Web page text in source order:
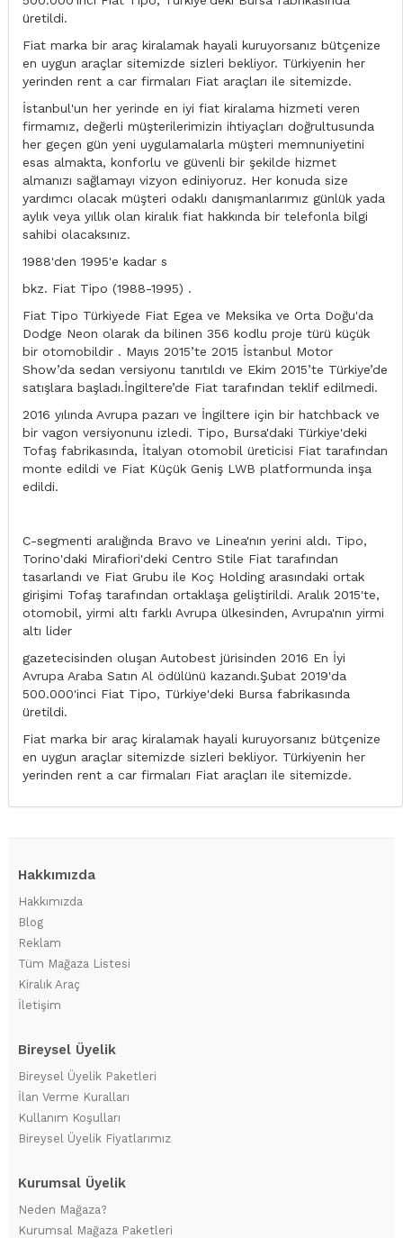
üretildi.
Fiat marka bir araç kiralamak hayali kuruyorsanız bütçenize
en uygun araçlar sitemizde sizleri bekliyor. Türkiyenin her
yerinden rent a car firmaları Fiat araçları ile sitemizde.
İstanbul'un her yerinde en iyi fiat kiralama hizmeti veren
firmamız, değerli müşterilerimizin ihtiyaçları doğrultusunda
her geçen gün yeni uygulamalarla müşteri memnuniyetini
esas almakta, konforlu ve güvenli bir şekilde hizmet
almanızı sağlamayı vizyon ediniyoruz. Her konuda size
yardımcı olacak müşteri odaklı danışmanlarımız günlük yada
aylık veya yıllık olan kiralık fiat hakkında bir telefonla bilgi
sahibi olacaksınız.
1988'den 1995'e kadar s
bkz. Fiat Tipo (1988-1995) .
Fiat Tipo Türkiyede Fiat Egea ve Meksika ve Orta Doğu'da
Dodge Neon olarak da bilinen 356 kodlu proje türü küçük
bir otomobildir . Mayıs 2015’te 2015 İstanbul Motor
Show’da sedan versiyonu tanıtıldı ve Ekim 2015’te Türkiye’de
satışlara başladı.İngiltere’de Fiat tarafından teklif edilmedi.
2016 yılında Avrupa pazarı ve İngiltere için bir hatchback ve
bir vagon versiyonunu izledi. Tipo, Bursa'daki Türkiye'deki
Tofaş fabrikasında, İtalyan otomobil üreticisi Fiat tarafından
monte edildi ve Fiat Küçük Geniş LWB platformunda inşa
edildi.
C-segmenti aralığında Bravo ve Linea'nın yerini aldı. Tipo,
Torino'daki Mirafiori'deki Centro Stile Fiat tarafından
tasarlandı ve Fiat Grubu ile Koç Holding arasındaki ortak
girişimi Tofaş tarafından ortaklaşa geliştirildi. Aralık 2015'te,
otomobil, yirmi altı farklı Avrupa ülkesinden, Avrupa'nın yirmi
altı lider
gazetecisinden oluşan Autobest jürisinden 2016 En İyi
Avrupa Araba Satın Al ödülünü kazandı.Şubat 2019'da
500.000'inci Fiat Tipo, Türkiye'deki Bursa fabrikasında
üretildi.
Fiat marka bir araç kiralamak hayali kuruyorsanız bütçenize
en uygun araçlar sitemizde sizleri bekliyor. Türkiyenin her
yerinden rent a car firmaları Fiat araçları ile sitemizde.
Hakkımızda
Hakkımızda
Blog
Reklam
Tüm Mağaza Listesi
Kiralık Araç
İletişim
Bireysel Üyelik
Bireysel Üyelik Paketleri
İlan Verme Kuralları
Kullanım Koşulları
Bireysel Üyelik Fiyatlarımız
Kurumsal Üyelik
Neden Mağaza?
Kurumsal Mağaza Paketleri